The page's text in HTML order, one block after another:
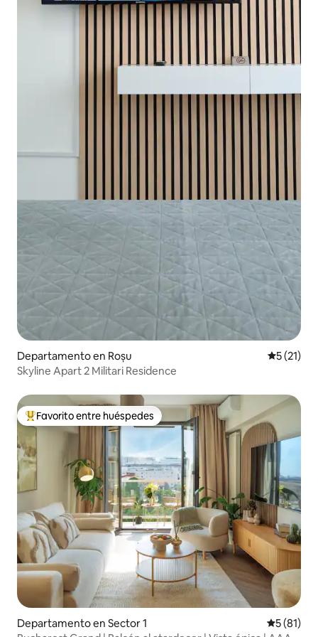
Departamento en Roșu
5 (21)
Skyline Apart 2 Militari Residence
De los mejores en Favorito entre huéspedes
Favorito entre huéspedes
Departamento en Sector 1
5 (81)